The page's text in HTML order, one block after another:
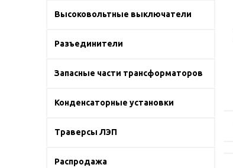
Высоковольтные выключатели
Разъединители
Запасные части трансформаторов
Конденсаторные установки
Траверсы ЛЭП
Распродажа